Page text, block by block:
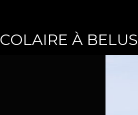
À BELUS